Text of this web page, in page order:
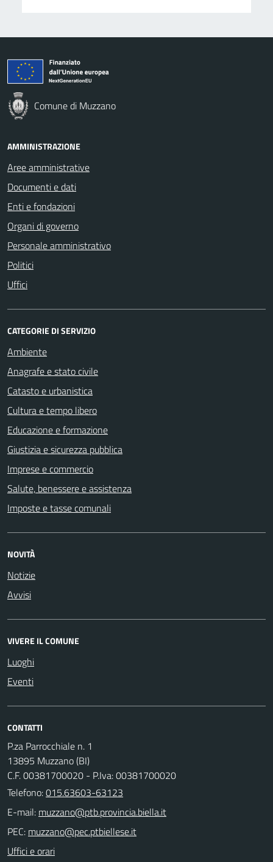
Comune di Muzzano
AMMINISTRAZIONE
Aree amministrative
Documenti e dati
Enti e fondazioni
Organi di governo
Personale amministrativo
Politici
Uffici
CATEGORIE DI SERVIZIO
Ambiente
Anagrafe e stato civile
Catasto e urbanistica
Cultura e tempo libero
Educazione e formazione
Giustizia e sicurezza pubblica
Imprese e commercio
Salute, benessere e assistenza
Imposte e tasse comunali
NOVITÀ
Notizie
Avvisi
VIVERE IL COMUNE
Luoghi
Eventi
CONTATTI
P.za Parrocchiale n. 1
13895 Muzzano (BI)
C.F. 00381700020 - P.Iva: 00381700020
Telefono:015.63603-63123
E-mail:
PEC:
Uffici e orari